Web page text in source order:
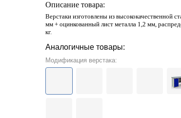
Описание товара:
Верстаки изготовлены из высококачественной
мм + оцинкованный лист металла 1,2 мм,
кг.
Аналогичные товары:
Модификация верстака: